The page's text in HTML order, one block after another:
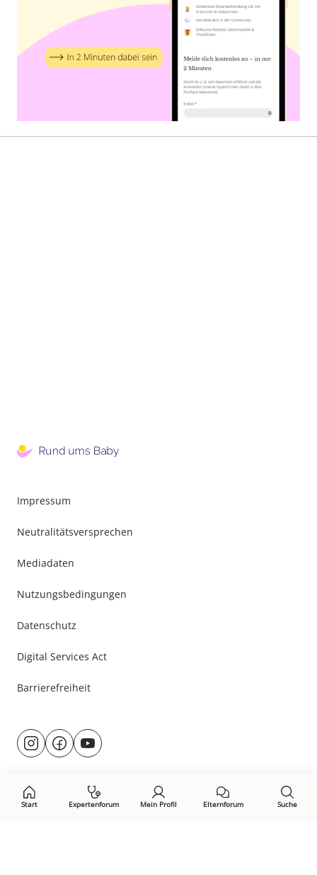
Start Expertenforum Mein Profil Elternforum Suche
Impressum
Neutralitätsversprechen
Mediadaten
Nutzungsbedingungen
Datenschutz
Digital Services Act
Barrierefreiheit
Besuche
uns@rund.ums.baby
facebook.com/rundumsbaby.de
youtube.com/@rundumsbaby_